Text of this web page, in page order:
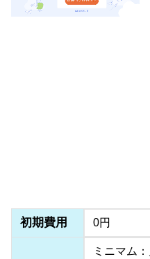
初期費用 0円
ミニマム